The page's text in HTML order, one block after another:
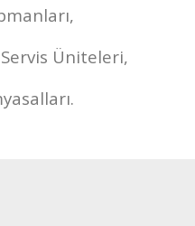
Üniteleri,